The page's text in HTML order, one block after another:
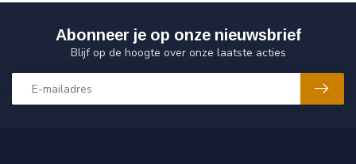
Abonneer je op onze nieuwsbrief
Blijf op de hoogte over onze laatste acties